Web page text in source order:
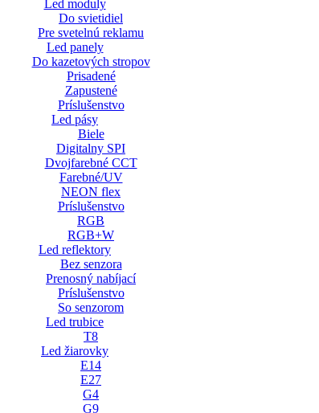
Led moduly
Do svietidiel
Pre svetelnú reklamu
Led panely
Do kazetových stropov
Prisadené
Zapustené
Príslušenstvo
Led pásy
Biele
Digitalny SPI
Dvojfarebné CCT
Farebné/UV
NEON flex
Príslušenstvo
RGB
RGB+W
Led reflektory
Bez senzora
Prenosný nabíjací
Príslušenstvo
So senzorom
Led trubice
T8
Led žiarovky
E14
E27
G4
G9